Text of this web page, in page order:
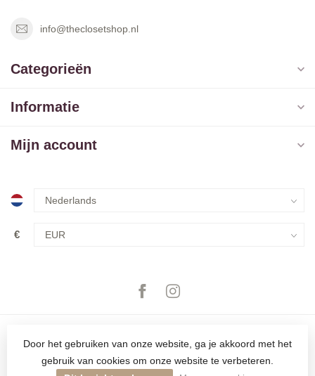
info@theclosetshop.nl
Categorieën
Informatie
Mijn account
€
Door het gebruiken van onze website, ga je akkoord met het
gebruik van cookies om onze website te verbeteren.